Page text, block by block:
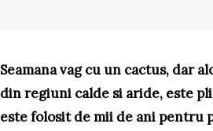
Seamana vag cu un cactus, dar
din regiuni calde si aride, este
este folosit de mii de ani pentru